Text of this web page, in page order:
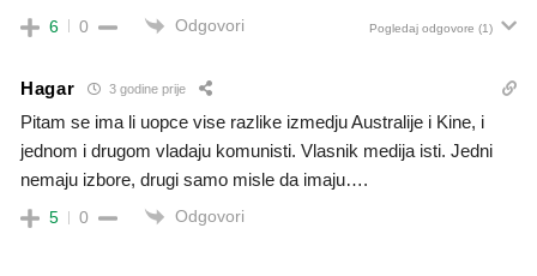
6 0 Odgovori Pogledaj odgovore (1)
Hagar 3 godine prije
Pitam se ima li uopce vise razlike izmedju Australije i Kine, i
jednom i drugom vladaju komunisti. Vlasnik medija isti. Jedni
nemaju izbore, drugi samo misle da imaju….
5 0 Odgovori